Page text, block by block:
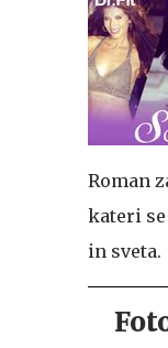
Roman
kateri
in sveta.